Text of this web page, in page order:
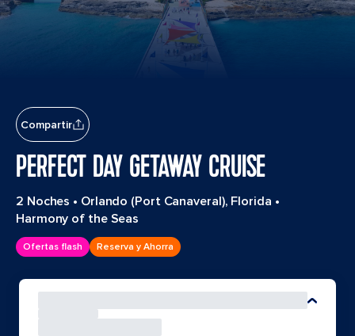
Compartir
PERFECT DAY GETAWAY CRUISE
2 Noches • Orlando (Port Canaveral), Florida •
Harmony of the Seas
Ofertas flash Reserva y Ahorra